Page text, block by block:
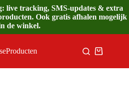
live tracking, SMS-updates & extra
Ook gratis afhalen mogelijk
de winkel.